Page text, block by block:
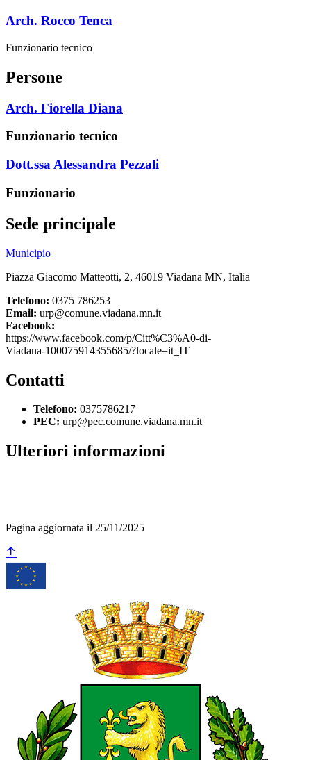
Arch. Rocco Tenca
Funzionario tecnico
Persone
Arch. Fiorella Diana
Funzionario tecnico
Dott.ssa Alessandra Pezzali
Funzionario
Sede principale
Municipio
Piazza Giacomo Matteotti, 2, 46019 Viadana MN, Italia
Telefono: 0375 786253
Email: urp@comune.viadana.mn.it
Facebook:
https://www.facebook.com/p/Citt%C3%A0-di-
Viadana-100075914355685/?locale=it_IT
Contatti
Telefono: 0375786217
PEC: urp@pec.comune.viadana.mn.it
Ulteriori informazioni
Pagina aggiornata il 25/11/2025